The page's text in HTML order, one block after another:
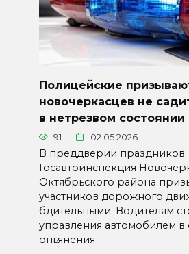
Полицейские
новочеркасцев не
в нетрезвом состоянии
91 02.05.2026
В преддверии праздников
Госавтоинспекция
Октябрьского района
участников дорожного
бдительными. Водителям
управления автомобилем в
опьянения